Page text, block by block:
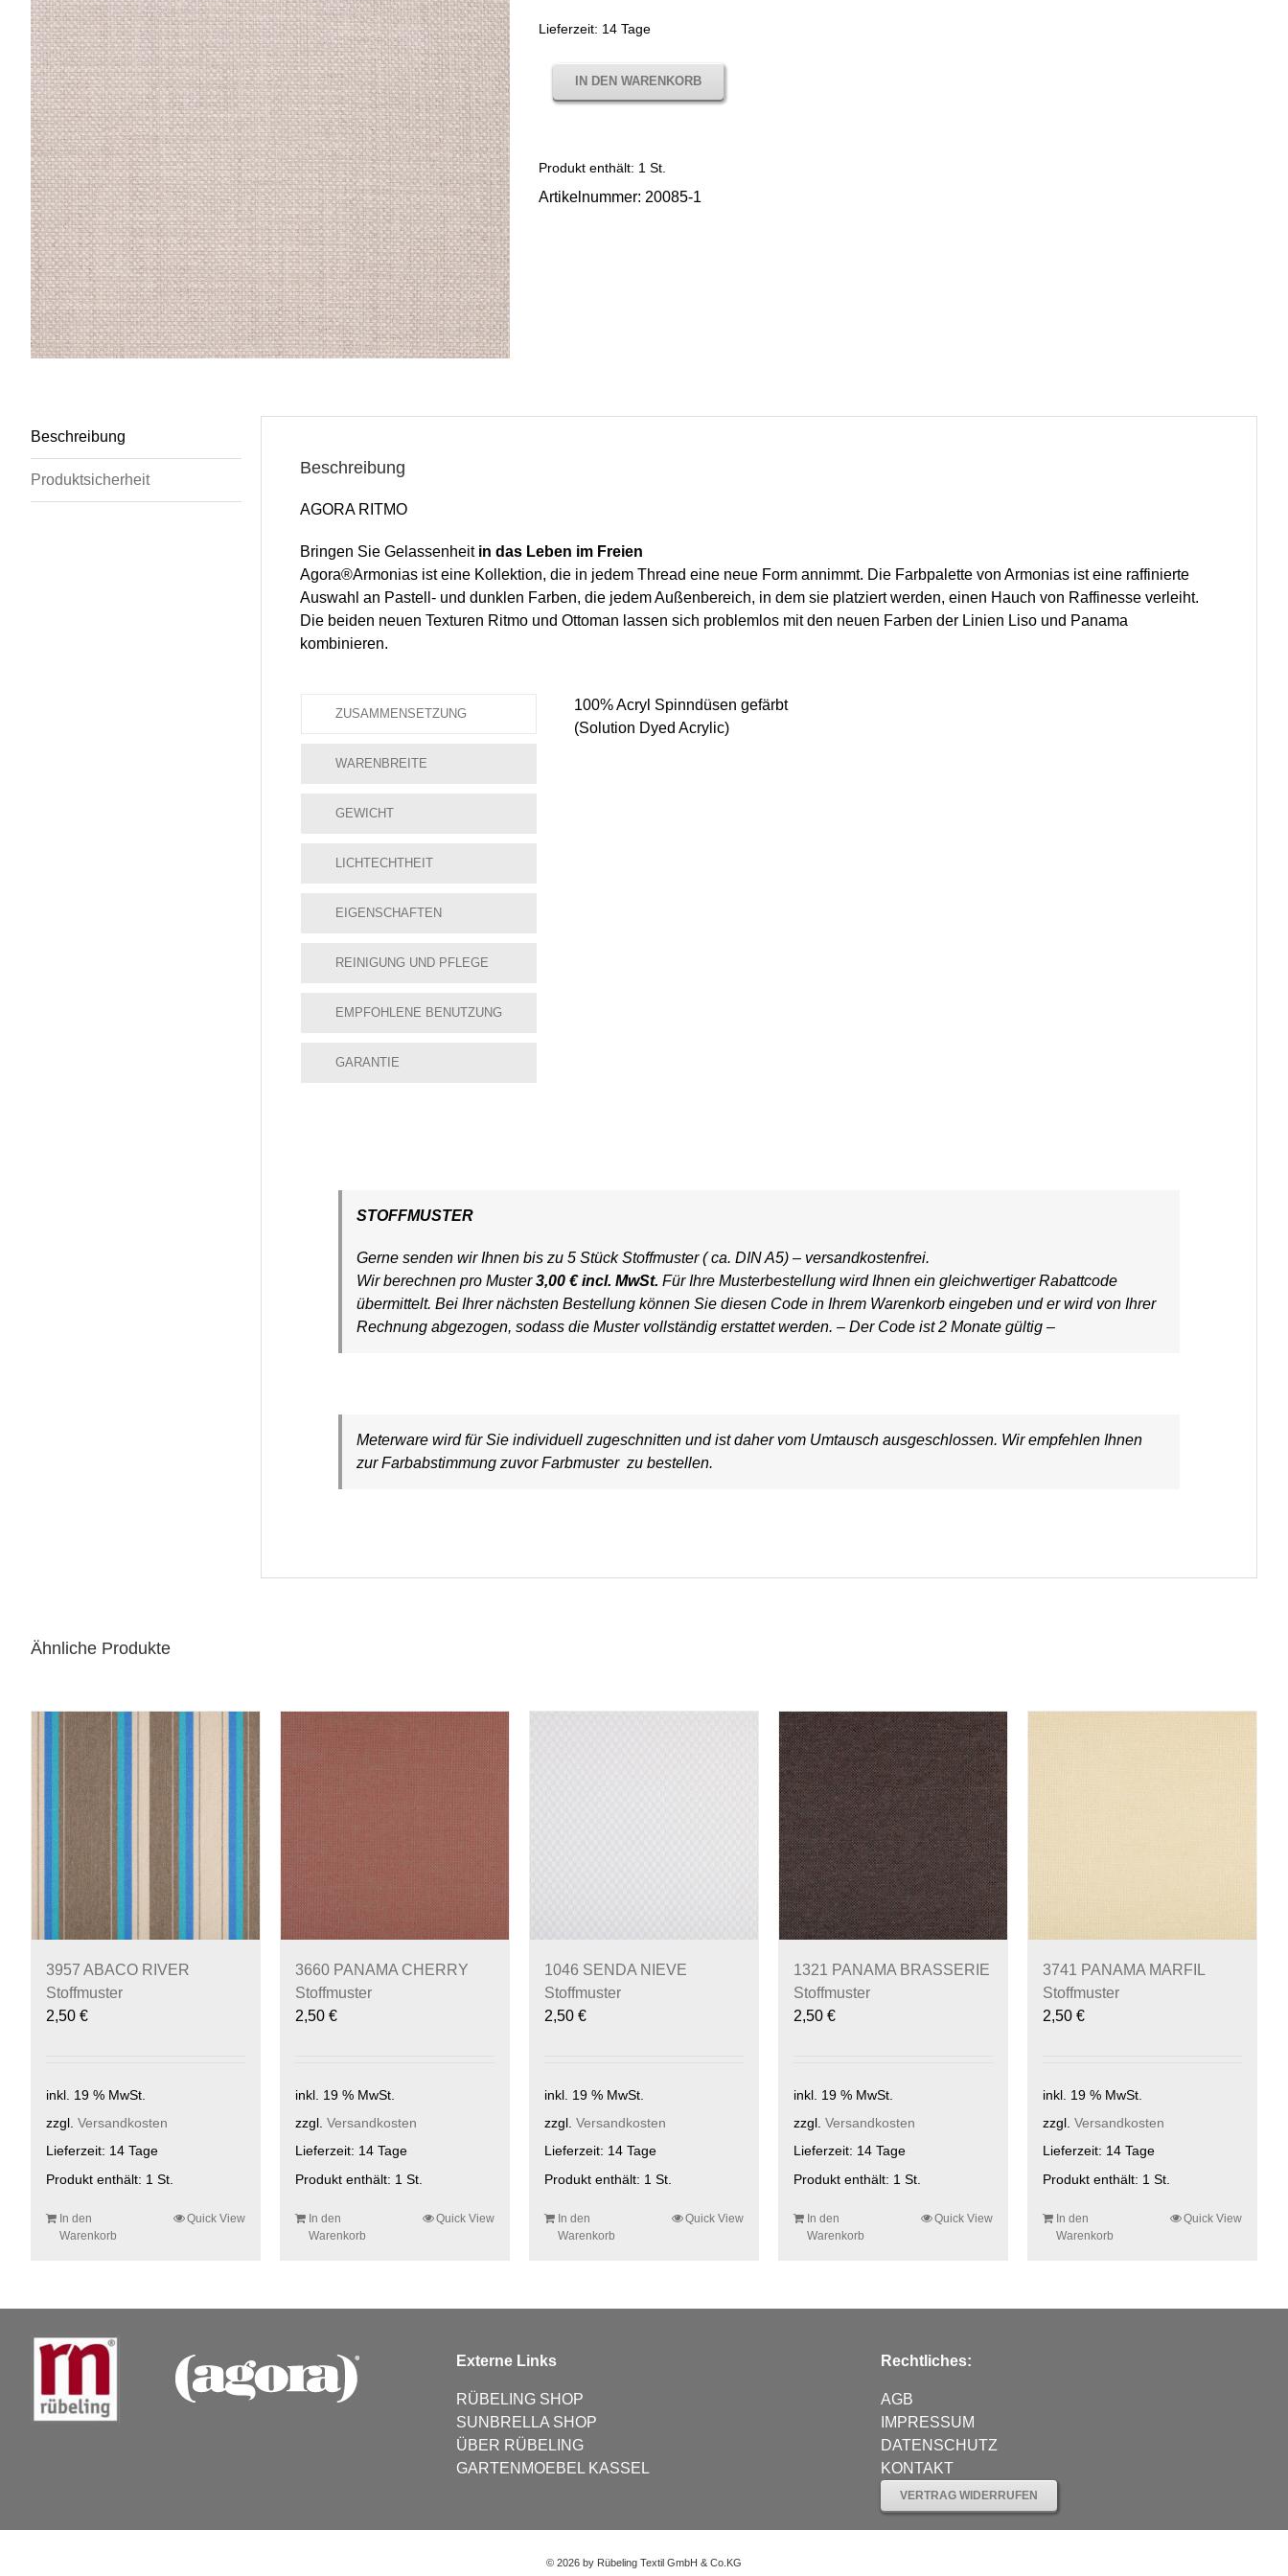
Lieferzeit: 14 Tage
IN DEN WARENKORB
Produkt enthält: 1 St.
Artikelnummer: 20085-1
Beschreibung
Produktsicherheit
Beschreibung
AGORA RITMO
Bringen Sie Gelassenheit in das Leben im Freien
Agora®Armonias ist eine Kollektion, die in jedem Thread eine neue Form annimmt. Die Farbpalette von Armonias ist eine raffinierte
Auswahl an Pastell- und dunklen Farben, die jedem Außenbereich, in dem sie platziert werden, einen Hauch von Raffinesse verleiht.
Die beiden neuen Texturen Ritmo und Ottoman lassen sich problemlos mit den neuen Farben der Linien Liso und Panama
kombinieren.
ZUSAMMENSETZUNG
WARENBREITE
GEWICHT
LICHTECHTHEIT
EIGENSCHAFTEN
REINIGUNG UND PFLEGE
EMPFOHLENE BENUTZUNG
GARANTIE
100% Acryl Spinndüsen gefärbt
(Solution Dyed Acrylic)
STOFFMUSTER
Gerne senden wir Ihnen bis zu 5 Stück Stoffmuster ( ca. DIN A5) – versandkostenfrei.
Wir berechnen pro Muster3,00 € incl. MwSt. Für Ihre Musterbestellung wird Ihnen ein gleichwertiger Rabattcode
übermittelt. Bei Ihrer nächsten Bestellung können Sie diesen Code in Ihrem Warenkorb eingeben und er wird von Ihrer
Rechnung abgezogen, sodass die Muster vollständig erstattet werden. – Der Code ist 2 Monate gültig –
Meterware wird für Sie individuell zugeschnitten und ist daher vom Umtausch ausgeschlossen. Wir empfehlen Ihnen
zur Farbabstimmung zuvor Farbmuster zu bestellen.
Ähnliche Produkte
3957 ABACO RIVER
Stoffmuster
2,50 €
inkl. 19 % MwSt.
zzgl. Versandkosten
Lieferzeit: 14 Tage
Produkt enthält: 1 St.
In den
Warenkorb
Quick View
3660 PANAMA CHERRY
Stoffmuster
2,50 €
inkl. 19 % MwSt.
zzgl. Versandkosten
Lieferzeit: 14 Tage
Produkt enthält: 1 St.
In den
Warenkorb
Quick View
1046 SENDA NIEVE
Stoffmuster
2,50 €
inkl. 19 % MwSt.
zzgl. Versandkosten
Lieferzeit: 14 Tage
Produkt enthält: 1 St.
In den
Warenkorb
Quick View
1321 PANAMA BRASSERIE
Stoffmuster
2,50 €
inkl. 19 % MwSt.
zzgl. Versandkosten
Lieferzeit: 14 Tage
Produkt enthält: 1 St.
In den
Warenkorb
Quick View
3741 PANAMA MARFIL
Stoffmuster
2,50 €
inkl. 19 % MwSt.
zzgl. Versandkosten
Lieferzeit: 14 Tage
Produkt enthält: 1 St.
In den
Warenkorb
Quick View
Externe Links
RÜBELING SHOP
SUNBRELLA SHOP
ÜBER RÜBELING
GARTENMOEBEL KASSEL
Rechtliches:
AGB
IMPRESSUM
DATENSCHUTZ
KONTAKT
VERTRAG WIDERRUFEN
© 2026 by Rübeling Textil GmbH & Co.KG